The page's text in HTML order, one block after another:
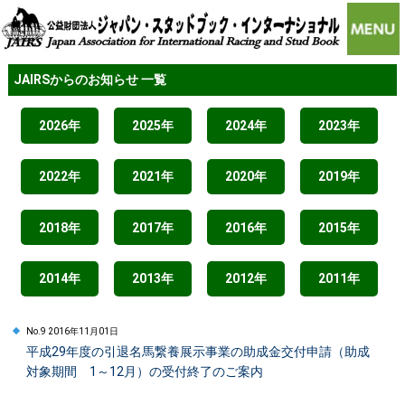
JAIRSからのお知らせ 一覧
2026年 2025年 2024年 2023年
2022年 2021年 2020年 2019年
2018年 2017年 2016年 2015年
2014年 2013年 2012年 2011年
No.9 2016年11月01日
平成29年度の引退名馬繋養展示事業の助成金交付申請（助成
対象期間 1～12月）の受付終了のご案内